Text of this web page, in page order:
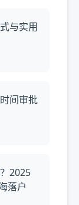
与实用
间审批
2025
落户